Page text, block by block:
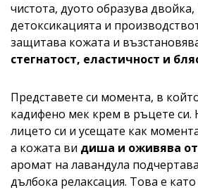
чистота, дуото образува
детоксикацията и
защитава кожата и
стегнатост, еластичност и
Представете си момента, в
кадифено мек крем в ръцете си.
лицето си и усещате как
а кожата ви диша и оживява
аромат на лавандула
дълбока релаксация. Това е